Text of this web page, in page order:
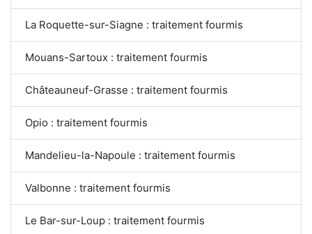
La Roquette-sur-Siagne : traitement fourmis
Mouans-Sartoux : traitement fourmis
Châteauneuf-Grasse : traitement fourmis
Opio : traitement fourmis
Mandelieu-la-Napoule : traitement fourmis
Valbonne : traitement fourmis
Le Bar-sur-Loup : traitement fourmis